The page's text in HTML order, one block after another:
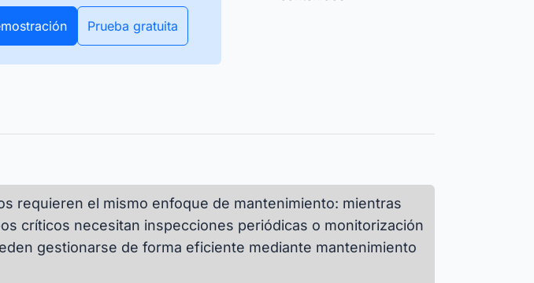
tiempo real. Los rastreadores
y GPS lo hacen posible.
tus sistemasPrueba gratuita
requieren el mismo enfoque de mantenimiento: mientras
críticos necesitan inspecciones periódicas o monitorización
gestionarse de forma eficiente mediante mantenimiento